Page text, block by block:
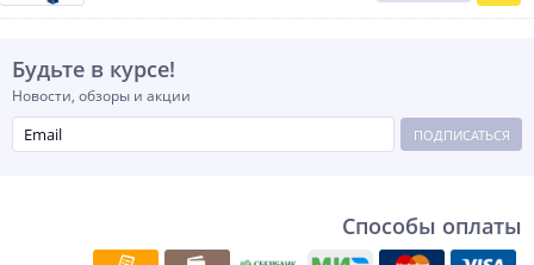
Будьте в курсе!
Новости, обзоры и акции
ПОДПИСАТЬСЯ
Способы оплаты